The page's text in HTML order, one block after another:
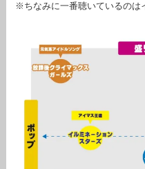
※ちなみに一番聴いているのは